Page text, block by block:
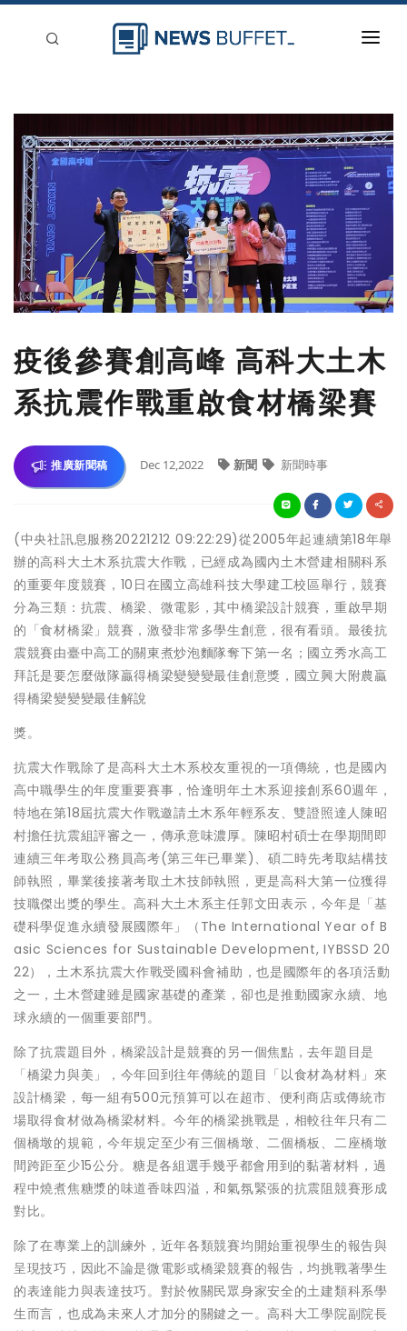
登入
疫後參賽創高峰 高科大土木
系抗震作戰重啟食材橋梁賽
推廣新聞稿 Dec 12,2022 新聞 新聞時事
(中央社訊息服務20221212 09:22:29)從2005年起連續第18年舉
辦的高科大土木系抗震大作戰，已經成為國內土木營建相關科系
的重要年度競賽，10日在國立高雄科技大學建工校區舉行，競賽
分為三類：抗震、橋梁、微電影，其中橋梁設計競賽，重啟早期
的「食材橋梁」競賽，激發非常多學生創意，很有看頭。最後抗
震競賽由臺中高工的關東煮炒泡麵隊奪下第一名；國立秀水高工
拜託是要怎麼做隊贏得橋梁變變變最佳創意獎，國立興大附農贏
得橋梁變變變最佳解說
獎。
抗震大作戰除了是高科大土木系校友重視的一項傳統，也是國內
高中職學生的年度重要賽事，恰逢明年土木系迎接創系60週年，
特地在第18屆抗震大作戰邀請土木系年輕系友、雙證照達人陳昭
村擔任抗震組評審之一，傳承意味濃厚。陳昭村碩士在學期間即
連續三年考取公務員高考(第三年已畢業)、碩二時先考取結構技
師執照，畢業後接著考取土木技師執照，更是高科大第一位獲得
技職傑出獎的學生。高科大土木系主任郭文田表示，今年是「基
礎科學促進永續發展國際年」（The International Year of B
asic Sciences for Sustainable Development, IYBSSD 20
22），土木系抗震大作戰受國科會補助，也是國際年的各項活動
之一，土木營建雖是國家基礎的產業，卻也是推動國家永續、地
球永續的一個重要部門。
除了抗震題目外，橋梁設計是競賽的另一個焦點，去年題目是
「橋梁力與美」，今年回到往年傳統的題目「以食材為材料」來
設計橋梁，每一組有500元預算可以在超市、便利商店或傳統市
場取得食材做為橋梁材料。今年的橋梁挑戰是，相較往年只有二
個橋墩的規範，今年規定至少有三個橋墩、二個橋板、二座橋墩
間跨距至少15公分。糖是各組選手幾乎都會用到的黏著材料，過
程中燒煮焦糖漿的味道香味四溢，和氣氛緊張的抗震阻競賽形成
對比。
除了在專業上的訓練外，近年各類競賽均開始重視學生的報告與
呈現技巧，因此不論是微電影或橋梁競賽的報告，均挑戰著學生
的表達能力與表達技巧。對於攸關民眾身家安全的土建類科系學
生而言，也成為未來人才加分的關鍵之一。高科大工學院副院長